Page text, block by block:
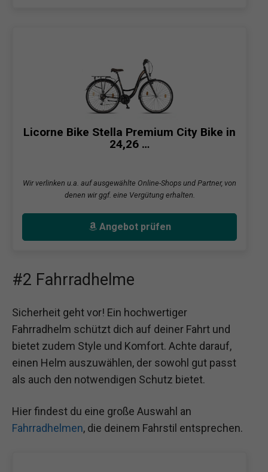
Licorne Bike Stella Premium City Bike in
24,26 …
Wir verlinken u.a. auf ausgewählte Online-Shops und Partner, von
denen wir ggf. eine Vergütung erhalten.
Angebot prüfen
#2 Fahrradhelme
Sicherheit geht vor! Ein hochwertiger
Fahrradhelm schützt dich auf deiner Fahrt und
bietet zudem Style und Komfort. Achte darauf,
einen Helm auszuwählen, der sowohl gut passt
als auch den notwendigen Schutz bietet.
Hier findest du eine große Auswahl an
Fahrradhelmen, die deinem Fahrstil entsprechen.